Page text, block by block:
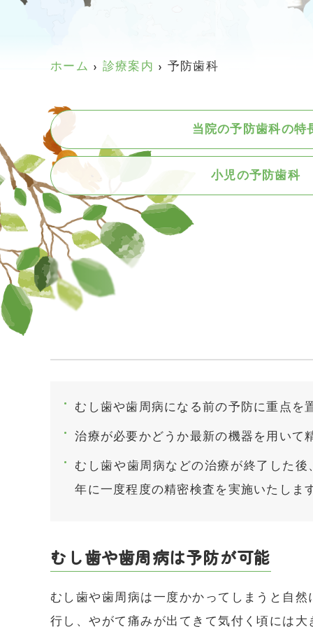
ホーム 診療案内 予防歯科
当院の予防歯科の特
小児の予防歯科
むし歯や歯周病になる前の予防に重点を
治療が必要かどうか最新の機器を用いて
むし歯や歯周病などの治療が終了した
年に一度程度の精密検査を実施いたしま
むし歯や歯周病は予防が可能
むし歯や歯周病は一度かかってしまうと自
行し、やがて痛みが出てきて気付く頃には